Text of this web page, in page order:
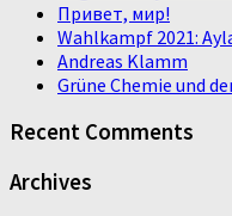
Привет, мир!
Wahlkampf 2021:
Andreas Klamm
Grüne Chemie und
Recent Comments
Archives